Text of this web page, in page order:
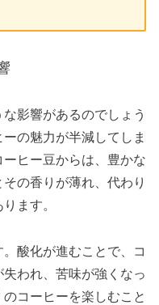
影響があるのでしょう
の魅力が半減してしま
ヒー豆からは、豊かな
の香りが薄れ、代わり
ます。
酸化が進むことで、コ
われ、苦味が強くなっ
コーヒーを楽しむこと